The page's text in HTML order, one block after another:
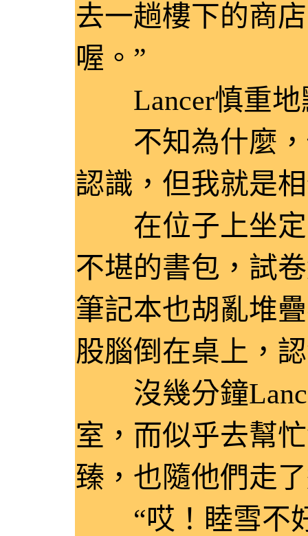
去一趟樓下的商
喔。”
Lancer慎重地
不知為什麼，
認識，但我就是
在位子上坐定
不堪的書包，試
筆記本也胡亂堆
股腦倒在桌上，
沒幾分鐘
室，而似乎去幫
臻，也隨他們走
“哎！睦雪不好